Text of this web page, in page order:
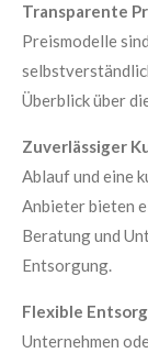
Transparente
Preismodelle
Überblick über
Zuverlässiger
Ablauf und eine
Anbieter bieten
Beratung und
Entsorgung.
Flexible
Unternehmen